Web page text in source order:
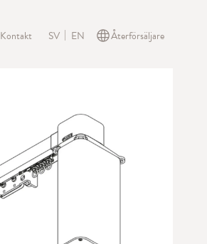
Kontakt SV EN Återförsäljare